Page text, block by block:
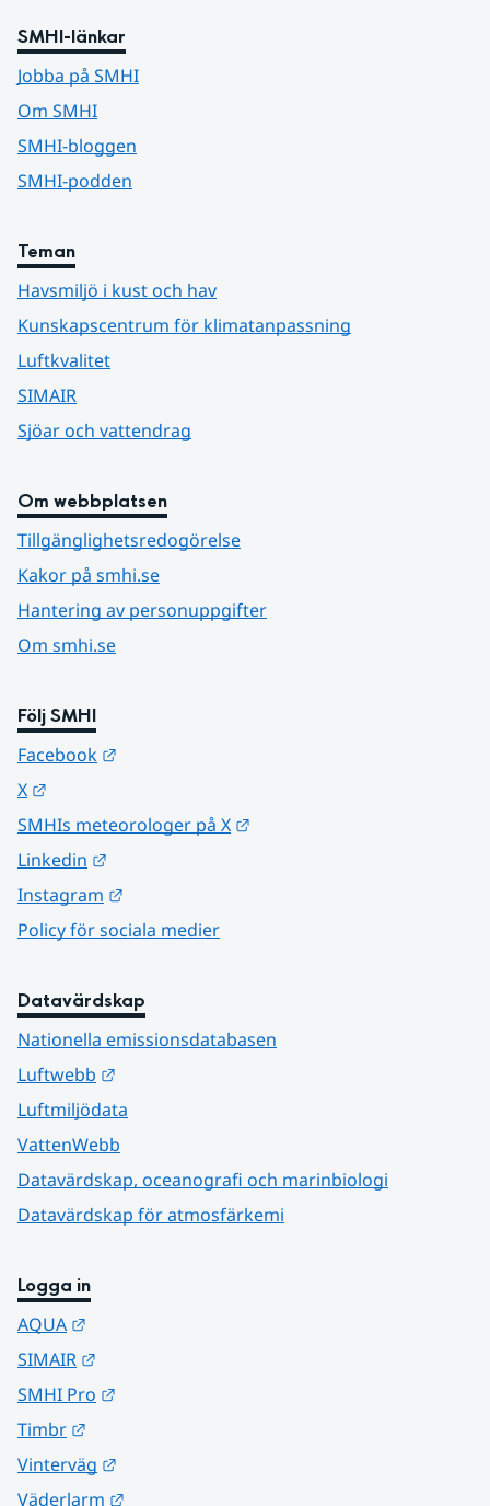
SMHI-länkar
Jobba på SMHI
Om SMHI
SMHI-bloggen
SMHI-podden
Teman
Havsmiljö i kust och hav
Kunskapscentrum för klimatanpassning
Luftkvalitet
SIMAIR
Sjöar och vattendrag
Om webbplatsen
Tillgänglighetsredogörelse
Kakor på smhi.se
Hantering av personuppgifter
Om smhi.se
Följ SMHI
Facebook
X
SMHIs meteorologer på X
Linkedin
Instagram
Policy för sociala medier
Datavärdskap
Nationella emissionsdatabasen
Luftwebb
Luftmiljödata
VattenWebb
Datavärdskap, oceanografi och marinbiologi
Datavärdskap för atmosfärkemi
Logga in
AQUA
SIMAIR
SMHI Pro
Timbr
Vinterväg
Väderlarm